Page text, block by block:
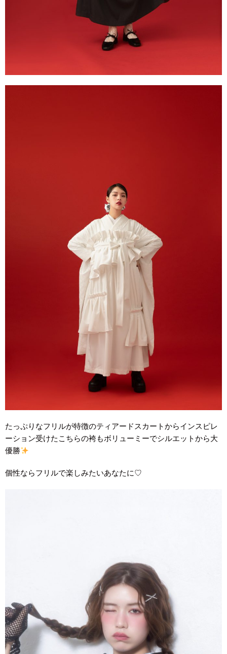
たっぷりなフリルが特徴のティアードスカートからインスピレ
ーション受けたこちらの袴もボリューミーでシルエットから大
優勝
個性ならフリルで楽しみたいあなたに♡